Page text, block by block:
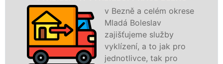
v Bezně a celém okrese
Mladá Boleslav
zajišťujeme služby
vyklízení, a to jak pro
jednotlivce, tak pro